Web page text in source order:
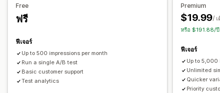
ภาพและรายงาน
รายงานที่กำหนดเอง
การวิเคราะห์ในอดีต
Free
ฟรี
ฟีเจอร์
Up to 500 impressions per month
Run a single A/B test
Basic customer support
Test analytics
Premium
$19.99/
หรือ $191.88/
ฟีเจอร์
Up to 5,000
Unlimited
Quicker
Priority